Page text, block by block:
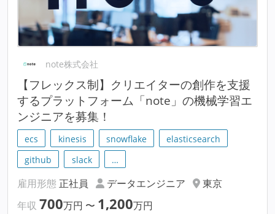
note株式会社
【フレックス制】クリエイターの創作を支援
するプラットフォーム「note」の機械学習エ
ンジニアを募集！
ecs kinesis snowflake
elasticsearch
github
slack …
雇用形態 正社員 データエンジニア
東京
年収 700万円 〜 1,200万円